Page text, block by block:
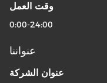
وقت العمل
0:00-24:00
عنواننا
عنوان الشركة